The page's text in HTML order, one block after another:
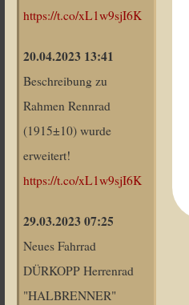
https://t.co/xL1w9sjI6K
20.04.2023 13:41
Beschreibung zu
Rahmen Rennrad
(1915±10) wurde
erweitert!
https://t.co/xL1w9sjI6K
29.03.2023 07:25
Neues Fahrrad
DÜRKOPP Herrenrad
"HALBRENNER"